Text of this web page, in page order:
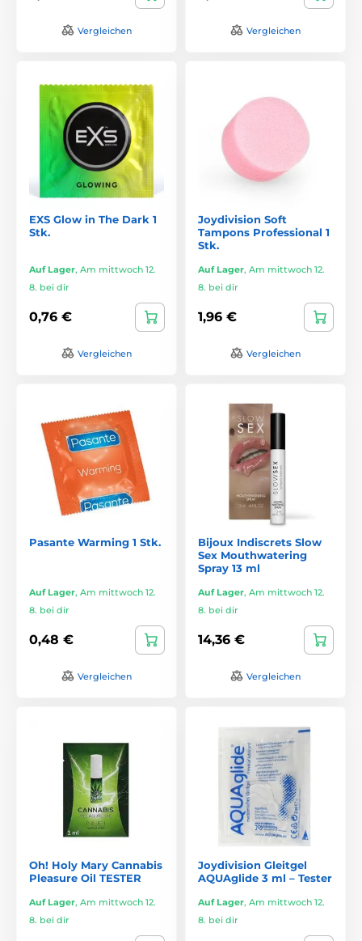
Vergleichen Vergleichen
EXS Glow in The Dark 1
Stk.
Auf Lager, Am mittwoch 12.
8. bei dir
0,76 €
Vergleichen
Joydivision Soft
Tampons Professional 1
Stk.
Auf Lager, Am mittwoch 12.
8. bei dir
1,96 €
Vergleichen
Pasante Warming 1 Stk.
Auf Lager, Am mittwoch 12.
8. bei dir
0,48 €
Vergleichen
Bijoux Indiscrets Slow
Sex Mouthwatering
Spray 13 ml
Auf Lager, Am mittwoch 12.
8. bei dir
14,36 €
Vergleichen
Oh! Holy Mary Cannabis
Pleasure Oil TESTER
Auf Lager, Am mittwoch 12.
8. bei dir
Joydivision Gleitgel
AQUAglide 3 ml – Tester
Auf Lager, Am mittwoch 12.
8. bei dir